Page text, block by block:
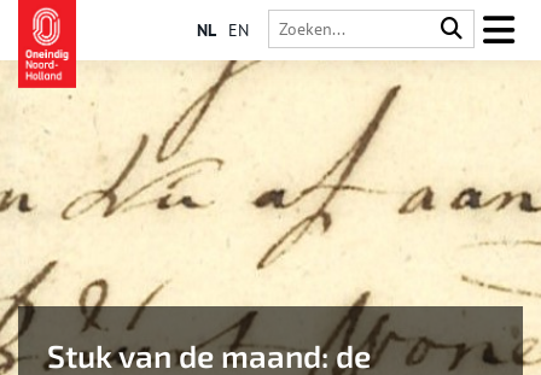
NL EN
Stuk van de maand: de